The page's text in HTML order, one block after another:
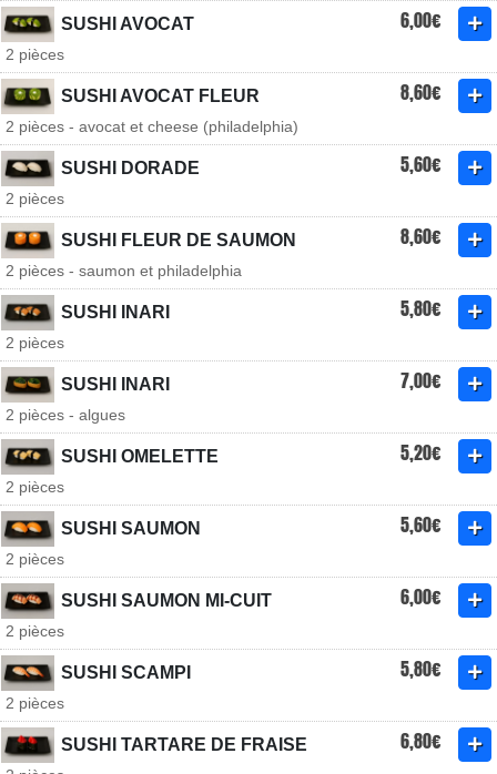
SUSHI AVOCAT 6,00€
2 pièces
SUSHI AVOCAT FLEUR 8,60€
2 pièces - avocat et cheese (philadelphia)
SUSHI DORADE 5,60€
2 pièces
SUSHI FLEUR DE SAUMON 8,60€
2 pièces - saumon et philadelphia
SUSHI INARI 5,80€
2 pièces
SUSHI INARI 7,00€
2 pièces - algues
SUSHI OMELETTE 5,20€
2 pièces
SUSHI SAUMON 5,60€
2 pièces
SUSHI SAUMON MI-CUIT 6,00€
2 pièces
SUSHI SCAMPI 5,80€
2 pièces
SUSHI TARTARE DE FRAISE 6,80€